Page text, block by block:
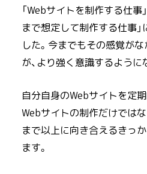
「Webサイトを制作する仕事
まで想定して制作する仕事
した。今までもその感覚が
が、より強く意識するように
自分自身のWebサイトを定
Webサイトの制作だけでは
まで以上に向き合えるきっ
ます。